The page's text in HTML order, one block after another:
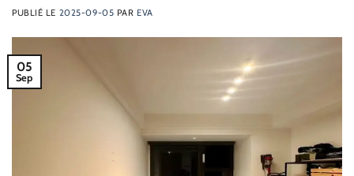
PUBLIÉ LE 2025-09-05 PAR EVA
05
Sep